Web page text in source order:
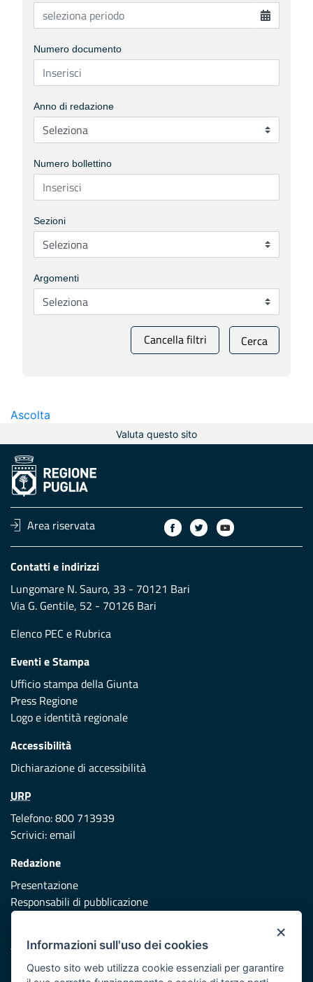
Numero documento
Anno di redazione
Numero bollettino
Sezioni
Argomenti
Cancella filtri Cerca
Ascolta
Valuta questo sito
Area riservata
Contatti e indirizzi
Lungomare N. Sauro, 33 - 70121 Bari
Via G. Gentile, 52 - 70126 Bari
Elenco PEC e Rubrica
Eventi e Stampa
Ufficio stampa della Giunta
Press Regione
Logo e identità regionale
Accessibilità
Dichiarazione di accessibilità
URP
Telefono: 800 713939
Scrivici:email
Redazione
Presentazione
Responsabili di pubblicazione
Vai al sito di Protezione Civile Puglia
×
Informazioni sull'uso dei cookies
Questo sito web utilizza cookie essenziali per garantire